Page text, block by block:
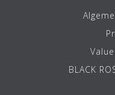
BLACK